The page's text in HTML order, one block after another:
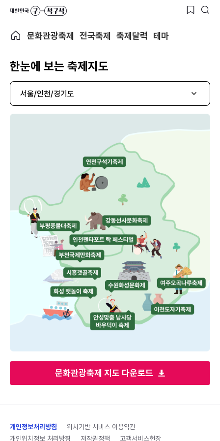
문화관광축제 전국축제 축제달력 테마
한눈에 보는 축제지도
문화관광축제 지도 다운로드
서울/인천/경기도
개인정보처리방침
위치기반 서비스 이용약관
개인위치정보 처리방침
저작권정책 고객서비스헌장